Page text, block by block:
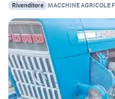
Rivenditore MACCHINE AGRICOLE